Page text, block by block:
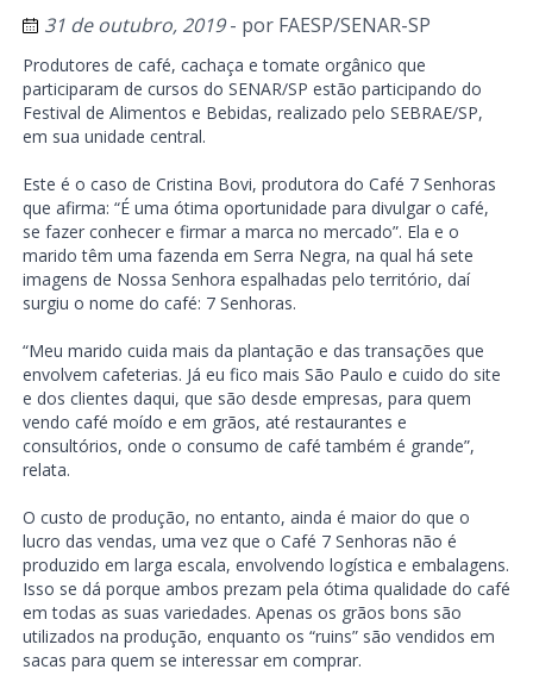
31 de outubro, 2019- por FAESP/SENAR-SP
Produtores de café, cachaça e tomate orgânico que
participaram de cursos do SENAR/SP estão participando do
Festival de Alimentos e Bebidas, realizado pelo SEBRAE/SP,
em sua unidade central.
Este é o caso de Cristina Bovi, produtora do Café 7 Senhoras
que afirma: “É uma ótima oportunidade para divulgar o café,
se fazer conhecer e firmar a marca no mercado”. Ela e o
marido têm uma fazenda em Serra Negra, na qual há sete
imagens de Nossa Senhora espalhadas pelo território, daí
surgiu o nome do café: 7 Senhoras.
“Meu marido cuida mais da plantação e das transações que
envolvem cafeterias. Já eu fico mais São Paulo e cuido do site
e dos clientes daqui, que são desde empresas, para quem
vendo café moído e em grãos, até restaurantes e
consultórios, onde o consumo de café também é grande”,
relata.
O custo de produção, no entanto, ainda é maior do que o
lucro das vendas, uma vez que o Café 7 Senhoras não é
produzido em larga escala, envolvendo logística e embalagens.
Isso se dá porque ambos prezam pela ótima qualidade do café
em todas as suas variedades. Apenas os grãos bons são
utilizados na produção, enquanto os “ruins” são vendidos em
sacas para quem se interessar em comprar.